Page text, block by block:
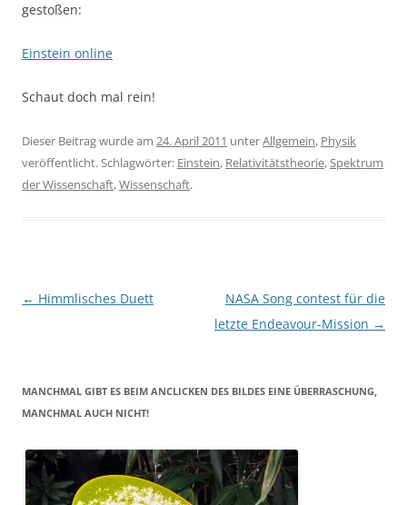
gestoßen:
Einstein online
Schaut doch mal rein!
Dieser Beitrag wurde am 24. April 2011 unterAllgemein, Physik
veröffentlicht. Schlagwörter: Einstein, Relativitätstheorie,Spektrum
der Wissenschaft,Wissenschaft.
Beitragsnavigation
← Himmlisches Duett
NASA Song contest für die
letzte Endeavour-Mission →
MANCHMAL GIBT ES BEIM ANCLICKEN DES BILDES EINE ÜBERRASCHUNG,
MANCHMAL AUCH NICHT!